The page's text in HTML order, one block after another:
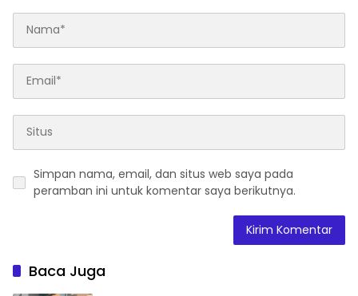
Simpan nama, email, dan situs web saya pada
peramban ini untuk komentar saya berikutnya.
Baca Juga